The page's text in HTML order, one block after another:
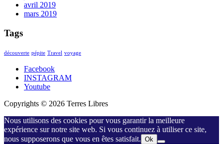
avril 2019
mars 2019
Tags
découverte pépite Travel voyage
Facebook
INSTAGRAM
Youtube
Copyrights © 2026 Terres Libres
Nous utilisons des cookies pour vous garantir la meilleure
expérience sur notre site web. Si vous continuez à utiliser ce site,
nous supposerons que vous en êtes satisfait. Ok